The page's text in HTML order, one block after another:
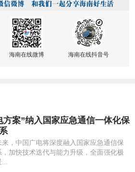
海南在线微博 海南在线抖音号
方案”纳入国家应急通信一体化保
来，中国广电将深度融入国家应急通信保
，加快技术迭代与能力升级，全面强化极